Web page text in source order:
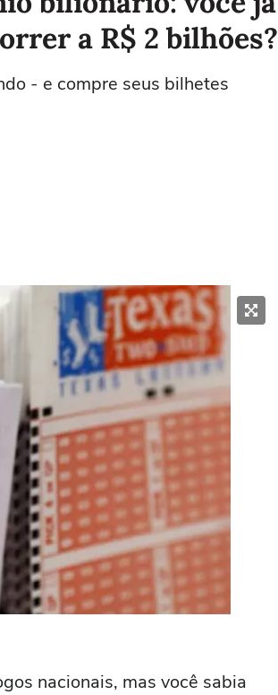
a R$ 2 bilhões?
- e compre seus bilhetes
nacionais, mas você sabia